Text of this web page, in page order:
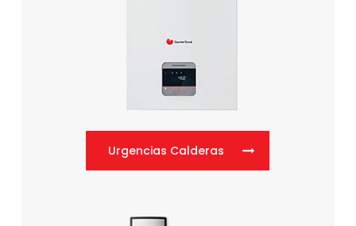
Urgencias Calderas